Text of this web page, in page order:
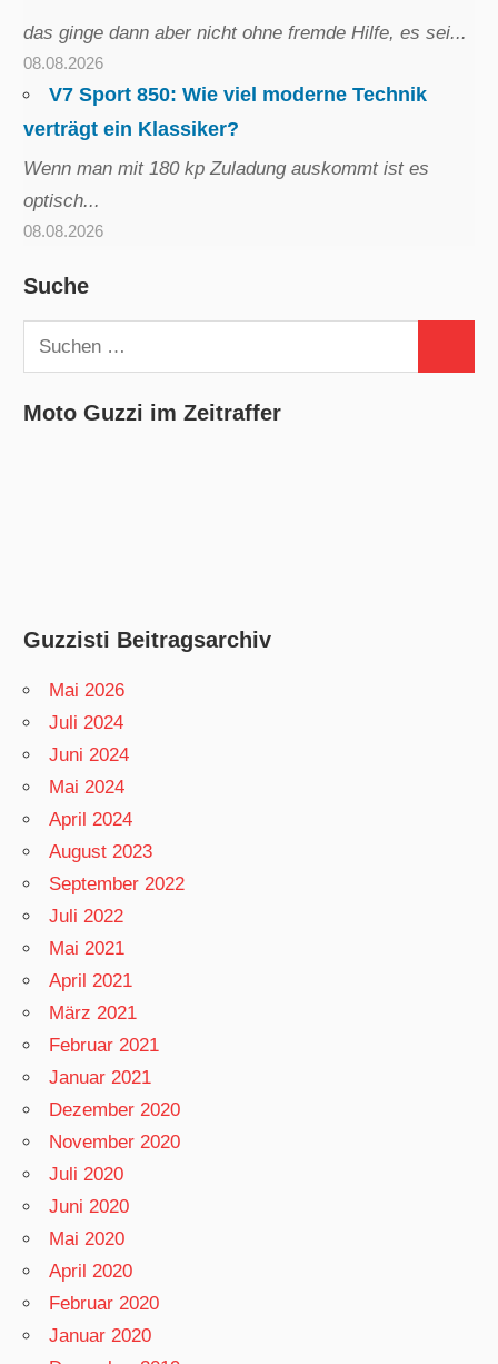
das ginge dann aber nicht ohne fremde Hilfe, es sei...
08.08.2026
V7 Sport 850: Wie viel moderne Technik
verträgt ein Klassiker?
Wenn man mit 180 kp Zuladung auskommt ist es
optisch...
08.08.2026
Suche
Suchen
nach:
Moto Guzzi im Zeitraffer
Guzzisti Beitragsarchiv
Mai 2026
Juli 2024
Juni 2024
Mai 2024
April 2024
August 2023
September 2022
Juli 2022
Mai 2021
April 2021
März 2021
Februar 2021
Januar 2021
Dezember 2020
November 2020
Juli 2020
Juni 2020
Mai 2020
April 2020
Februar 2020
Januar 2020